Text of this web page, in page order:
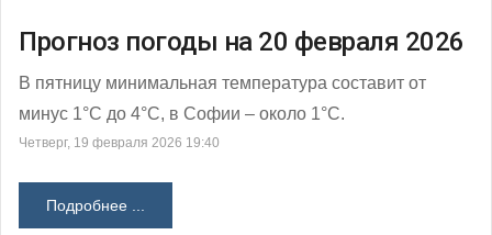
Прогноз погоды на 20 февраля 2026
В пятницу минимальная температура составит от
минус 1°С до 4°С, в Софии – около 1°С.
Четверг, 19 февраля 2026 19:40
Подробнее ...